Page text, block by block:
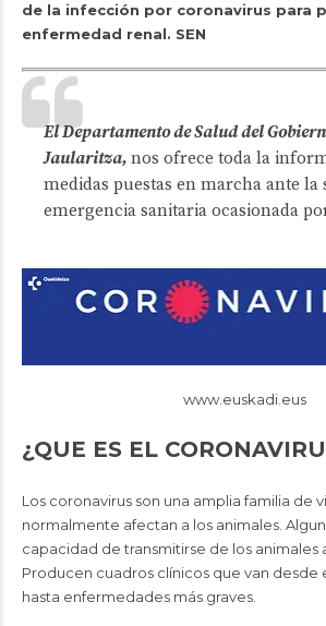
de la infección por coronavirus para
enfermedad renal. SEN
El Departamento de Salud del
Jaularitza, nos ofrece toda la
medidas puestas en marcha ante la
emergencia sanitaria ocasionada
www.euskadi.eus
¿QUE ES EL
Los coronavirus son una amplia familia de
normalmente afectan a los animales.
capacidad de transmitirse de los animales
Producen cuadros clínicos que van desde
hasta enfermedades más graves.